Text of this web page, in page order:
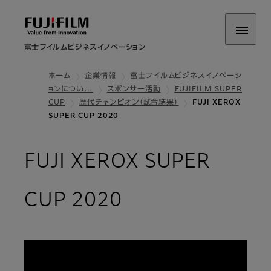
富士フイルムビジネスイノベーション
ホーム 企業情報
富士フイルムビジネスイノベーシ
ョンについ…
スポンサー活動
FUJIFILM SUPER
CUP
歴代チャンピオン（試合結果）
FUJI XEROX
SUPER CUP 2020
FUJI XEROX SUPER
CUP 2020